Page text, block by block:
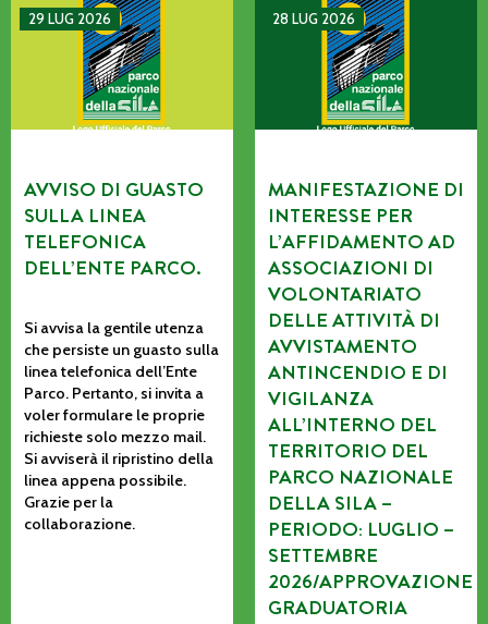
29 LUG 2026
AVVISO DI GUASTO SULLA LINEA TELEFONICA DELL’ENTE
AVVISO DI GUASTO
SULLA LINEA
TELEFONICA
DELL’ENTE PARCO.
Si avvisa la gentile utenza
che persiste un guasto sulla
linea telefonica dell’Ente
Parco. Pertanto, si invita a
voler formulare le proprie
richieste solo mezzo mail.
Si avviserà il ripristino della
linea appena possibile.
Grazie per la
collaborazione.
28 LUG 2026
MANIFESTAZIONE DI
MANIFESTAZIONE DI
INTERESSE PER
L’AFFIDAMENTO AD
ASSOCIAZIONI DI
VOLONTARIATO
DELLE ATTIVITÀ DI
AVVISTAMENTO
ANTINCENDIO E DI
VIGILANZA
ALL’INTERNO DEL
TERRITORIO DEL
PARCO NAZIONALE
DELLA SILA –
PERIODO: LUGLIO –
SETTEMBRE
2026/APPROVAZIONE
GRADUATORIA